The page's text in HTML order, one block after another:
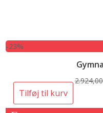
-23%
Tilføj til kurv